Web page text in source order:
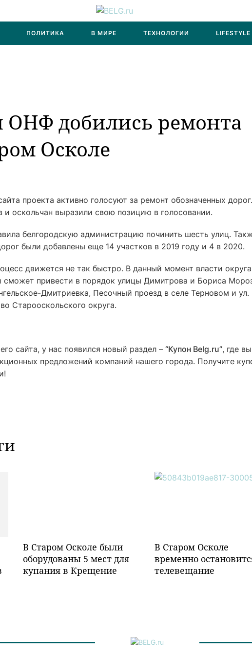
ПОЛИТИКА В МИРЕ ТЕХНОЛОГИИ LIFESTYLE
ОНФ добились ремонта
Осколе
проекта активно голосуют за ремонт обозначенных
и оскольчан выразили свою позицию в голосовании.
белгородскую администрацию починить шесть улиц.
были добавлены еще 14 участков в 2019 году и 4 в 2020.
движется не так быстро. В данный момент власти округа
сможет привести в порядок улицы Димитрова и Бориса
Дмитриевка, Песочный проезд в селе Терновом и ул.
Старооскольского округа.
сайта, у нас появился новый раздел – “Купон Belg.ru”, где вы
предложений компаний нашего города. Получите
В Старом Осколе были
оборудованы 5 мест для
купания в Крещение
В Старом Осколе
временно
телевещание